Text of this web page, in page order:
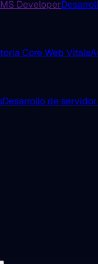
Developer
Core Web Vitals
Desarrollo de